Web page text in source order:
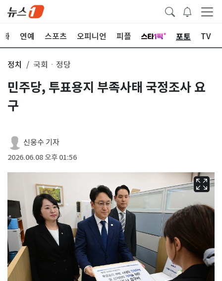
화 연예 스포츠 오피니언 피플 포토 TV
정치 국회ㆍ정당
민주당, 투표용지 부족사태 국정조사 요
구
신웅수 기자
2026.06.08 오후 01:56